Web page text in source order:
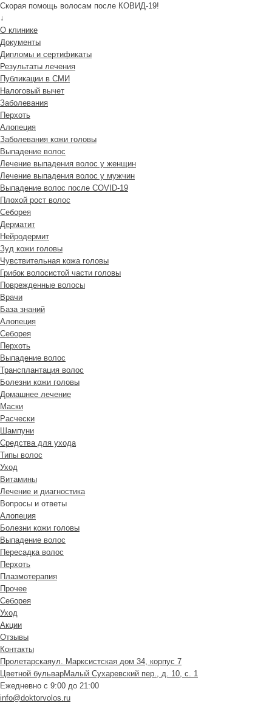
Скорая помощь волосам после КОВИД-19!
↓
О клинике
Документы
Дипломы и сертификаты
Результаты лечения
Публикации в СМИ
Налоговый вычет
Заболевания
Перхоть
Алопеция
Заболевания кожи головы
Выпадение волос
Лечение выпадения волос у женщин
Лечение выпадения волос у мужчин
Выпадение волос после COVID-19
Плохой рост волос
Cеборея
Дерматит
Нейродермит
Зуд кожи головы
Чувствительная кожа головы
Грибок волосистой части головы
Поврежденные волосы
Врачи
База знаний
Алопеция
Себорея
Перхоть
Выпадение волос
Трансплантация волос
Болезни кожи головы
Домашнее лечение
Маски
Расчески
Шампуни
Средства для ухода
Типы волос
Уход
Витамины
Лечение и диагностика
Вопросы и ответы
Алопеция
Болезни кожи головы
Выпадение волос
Пересадка волос
Перхоть
Плазмотерапия
Прочее
Себорея
Уход
Акции
Отзывы
Контакты
Пролетарскаяул. Марксистская дом 34, корпус 7
Цветной бульварМалый Сухаревский пер., д. 10, с. 1
Ежедневно с 9:00 до 21:00
info@doktorvolos.ru